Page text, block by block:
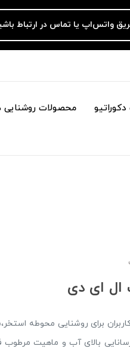
واتس‌اپ یا تماس در ارتباط
محصولات روشنایی
بالای آب و ماهیت مرطوب